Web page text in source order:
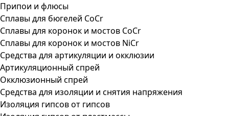
Припои и флюсы
Сплавы для бюгелей CoCr
Сплавы для коронок и мостов CoCr
Сплавы для коронок и мостов NiCr
Средства для артикуляции и окклюзии
Артикуляционный спрей
Окклюзионный спрей
Средства для изоляции и снятия напряжения
Изоляция гипсов от гипсов